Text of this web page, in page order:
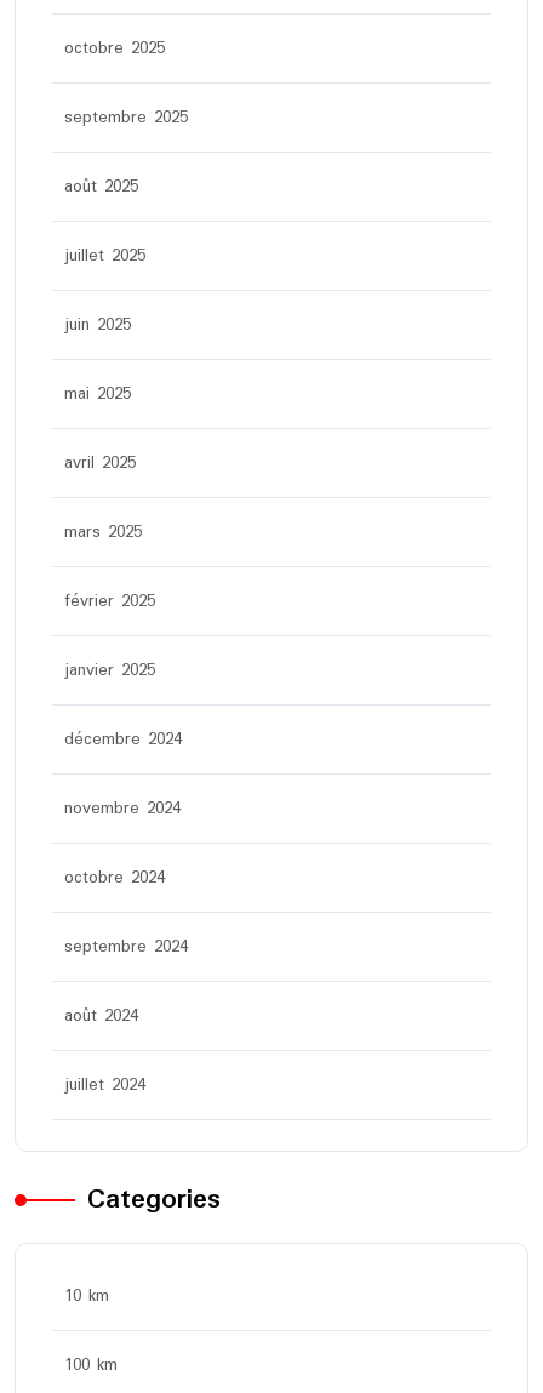
octobre 2025
septembre 2025
août 2025
juillet 2025
juin 2025
mai 2025
avril 2025
mars 2025
février 2025
janvier 2025
décembre 2024
novembre 2024
octobre 2024
septembre 2024
août 2024
juillet 2024
Categories
10 km
100 km